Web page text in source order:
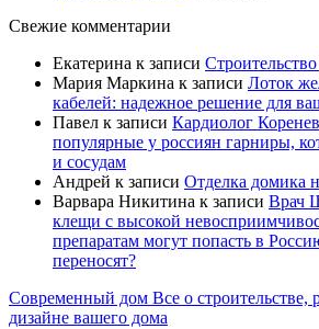
Свежие комментарии
Екатерина к записи
Мария Маркина к записи Лоток
кабелей: надежное решение для
Павел к записи Кардиолог
популярные у россиян гарниры,
и сосудам
Андрей к записи Отделка домика
Варвара Никитина к записи Врач
клещи с высокой
препаратам могут попасть в
переносят?
Современный дом Все о строительстве,
дизайне вашего дома